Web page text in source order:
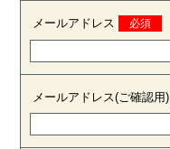
メールアドレス
メールアドレス(ご確認用)